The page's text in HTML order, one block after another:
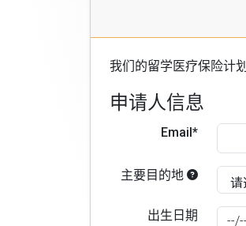
我们的留学医疗保险计划
申请人信息
Email*
主要目的地
出生日期